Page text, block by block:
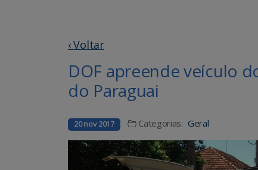
‹ Voltar
DOF apreende veículo
do Paraguai
20 nov 2017 Categorias: Geral